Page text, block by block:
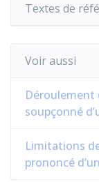
Textes de
Voir aussi
Déroulement
soupçonné
Limitations
prononcé